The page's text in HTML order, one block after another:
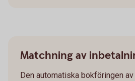
Matchning av
Den automatiska bokföringen av